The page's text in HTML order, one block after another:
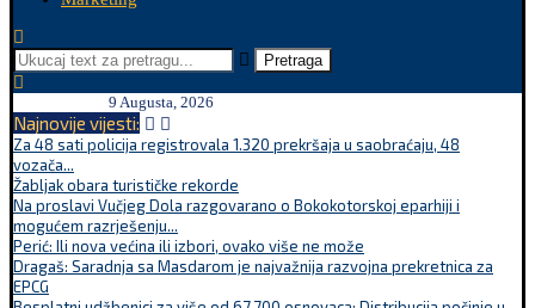
Pretraga
9 Augusta, 2026
Najnovije vijesti:
Za 48 sati policija registrovala 1.320 prekršaja u saobraćaju, 48
vozača...
Žabljak obara turističke rekorde
Na proslavi Vučjeg Dola razgovarano o Bokokotorskoj eparhiji i
mogućem razrješenju...
Perić: Ili nova većina ili izbori, ovako više ne može
Dragaš: Saradnja sa Masdarom je najvažnija razvojna prekretnica za
EPCG